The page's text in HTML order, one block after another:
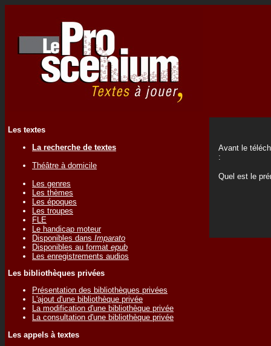
Les textes
La recherche de textes
Théâtre à domicile
Les genres
Les thèmes
Les époques
Les troupes
FLE
Le handicap moteur
Disponibles dans Imparato
Disponibles au format epub
Les enregistrements audios
Les bibliothèques privées
Présentation des bibliothèques privées
L'ajout d'une bibliothèque privée
La modification d'une bibliothèque privée
La consultation d'une bibliothèque privée
Les appels à textes
Avant le
:
Quel est le